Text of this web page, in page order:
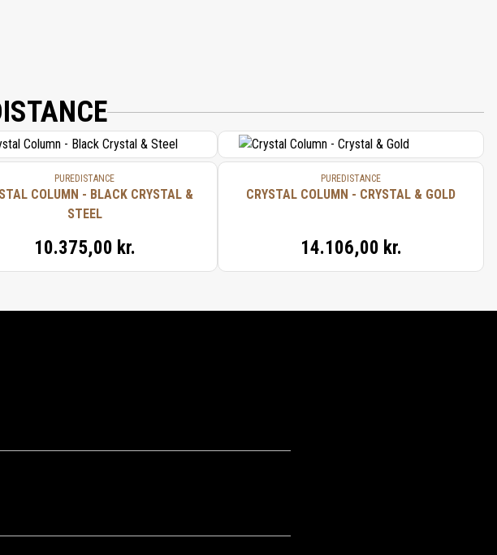
PUREDISTANCE
COLUMN - BLACK CRYSTAL &
STEEL
10.375,00 kr.
PUREDISTANCE
CRYSTAL COLUMN - CRYSTAL & GOLD
14.106,00 kr.